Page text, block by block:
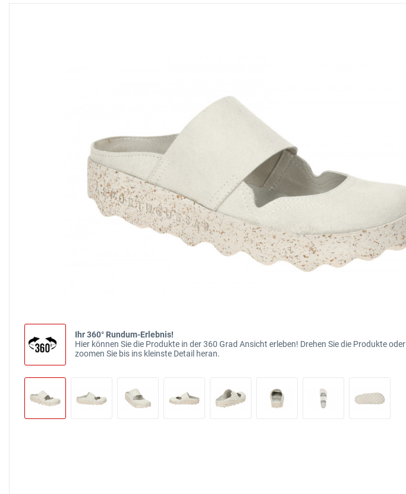
Ihr 360° Rundum-Erlebnis!
Hier können Sie die Produkte in der 360 Grad Ansicht erleben! Drehen Sie die Produkte oder
zoomen Sie bis ins kleinste Detail heran.